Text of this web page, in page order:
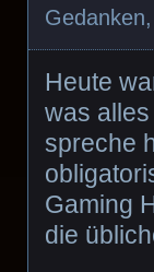
Gedanken,
Heute
was
spreche
Gaming
die